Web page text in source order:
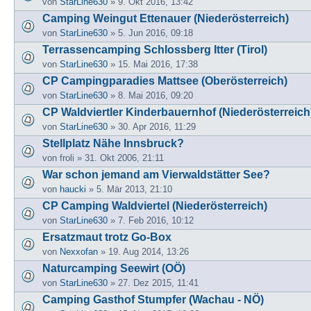
Camping Weingut Ettenauer (Niederösterreich)
von StarLine630 » 5. Jun 2016, 09:18
Terrassencamping Schlossberg Itter (Tirol)
von StarLine630 » 15. Mai 2016, 17:38
CP Campingparadies Mattsee (Oberösterreich)
von StarLine630 » 8. Mai 2016, 09:20
CP Waldviertler Kinderbauernhof
von StarLine630 » 30. Apr 2016, 11:29
Stellplatz Nähe Innsbruck?
von froli » 31. Okt 2006, 21:11
War schon jemand am Vierwaldstätter See?
von haucki » 5. Mär 2013, 21:10
CP Camping Waldviertel (Niederösterreich)
von StarLine630 » 7. Feb 2016, 10:12
Ersatzmaut trotz Go-Box
von Nexxofan » 19. Aug 2014, 13:26
Naturcamping Seewirt (OÖ)
von StarLine630 » 27. Dez 2015, 11:41
Camping Gasthof Stumpfer (Wachau - NÖ)